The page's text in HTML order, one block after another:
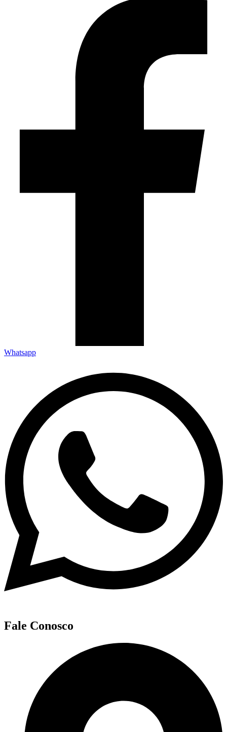
Whatsapp
Fale Conosco